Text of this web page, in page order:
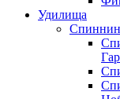
Удилища